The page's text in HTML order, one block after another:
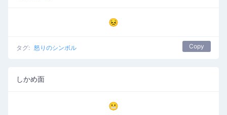
😣
タグ: 怒りのシンボル Copy
しかめ面
😬